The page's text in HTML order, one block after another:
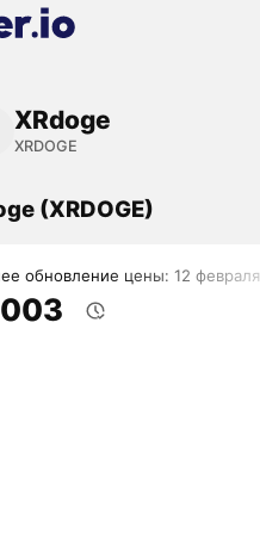
XRdoge
XRDOGE
(XRDOGE)
обновление цены: 12 февраля